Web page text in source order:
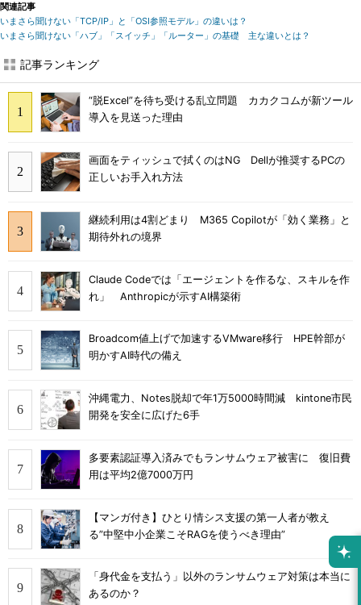
関連記事
いまさら聞けない「TCP/IP」と「OSI参照モデル」の違いは？
いまさら聞けない「ハブ」「スイッチ」「ルーター」の基礎 主な違いとは？
記事ランキング
“脱Excel”を待ち受ける乱立問題 カカクコムが新ツール
導入を見送った理由
画面をティッシュで拭くのはNG Dellが推奨するPCの
正しいお手入れ方法
継続利用は4割どまり M365 Copilotが「効く業務」と
期待外れの境界
Claude Codeでは「エージェントを作るな、スキルを作
れ」 Anthropicが示すAI構築術
Broadcom値上げで加速するVMware移行 HPE幹部が
明かすAI時代の備え
沖縄電力、Notes脱却で年1万5000時間減 kintone市民
開発を安全に広げた6手
多要素認証導入済みでもランサムウェア被害に 復旧費
用は平均2億7000万円
【マンガ付き】ひとり情シス支援の第一人者が教え
る”中堅中小企業こそRAGを使うべき理由”
「身代金を支払う」以外のランサムウェア対策は本当に
あるのか？